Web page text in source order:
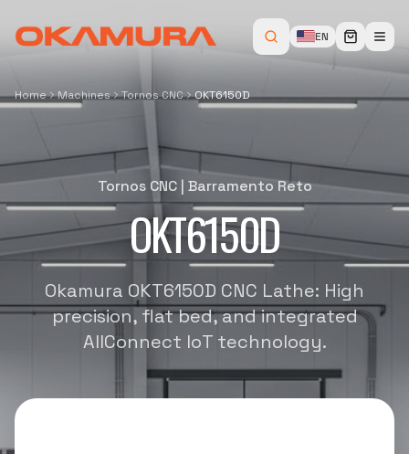
EN
Home Machines Tornos CNC OKT6150D
Tornos CNC| Barramento Reto
OKT6150D
Okamura OKT6150D CNC Lathe: High
precision, flat bed, and integrated
AllConnect IoT technology.